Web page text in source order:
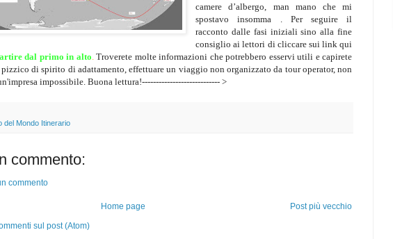
camere d’albergo, man mano che mi
spostavo insomma . Per seguire il
racconto dalle fasi iniziali sino alla fine
consiglio ai lettori di cliccare sui link qui
dal primo in alto Troverete molte informazioni che potrebbero esservi utili e capirete
di spirito di adattamento, effettuare un viaggio non organizzato da tour operator, non
impossibile. Buona lettura!---------------------------- >
del Mondo Itinerario
commento:
commento
Post più vecchio
Home page
sul post (Atom)